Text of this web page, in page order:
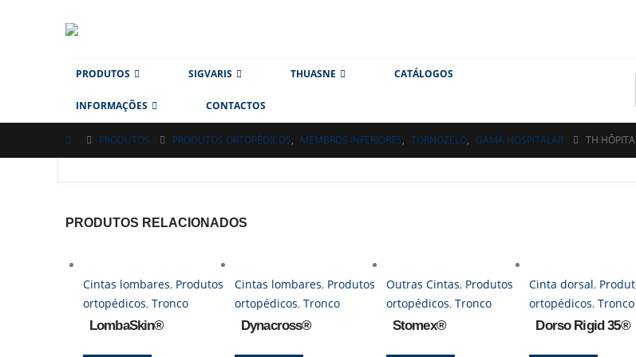
PRODUTOS SIGVARIS THUASNE CATÁLOGOS
INFORMAÇÕES CONTACTOS
PRODUTOS PRODUTOS ORTOPÉDICOS, MEMBROS INFERIORES, TORNOZELO, GAMA HOSPITALAR TH
PRODUTOS RELACIONADOS
Cintas lombares, Produtos
ortopédicos, Tronco
LombaSkin®
Cintas lombares, Produtos
ortopédicos, Tronco
Dynacross®
Outras Cintas, Produtos
ortopédicos, Tronco
Stomex®
Cinta dorsal,
ortopédicos,Tronco
Dorso Rigid 35®